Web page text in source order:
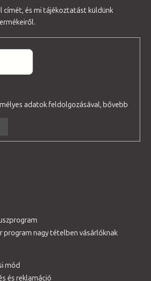
címét, és mi tájékoztatást küldünk
adatok feldolgozásával, bővebb
program nagy tételben vásárlóknak
mód
és reklamáció